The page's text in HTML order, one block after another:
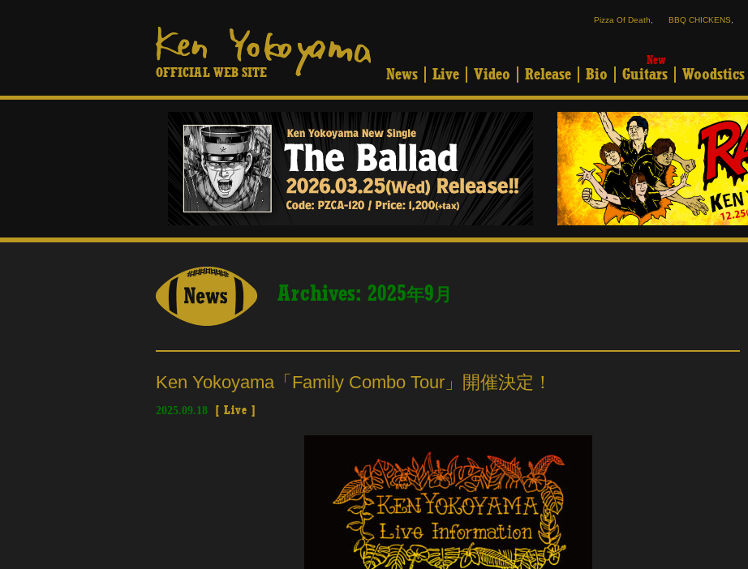
OFFICIAL WEB SITE
Pizza Of Death BBQ CHICKENS
News Live Video Release Bio
New
Guitars Woodstics
Archives: 2025年9 月
Ken Yokoyama「Family Combo Tour」開催決定！
2025.09.18 [ Live ]